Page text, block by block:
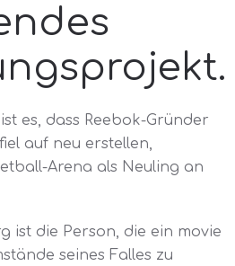
es, dass Reebok-Gründer
auf neu erstellen,
Arena als Neuling an
ist die Person, die ein movie
seines Falles zu